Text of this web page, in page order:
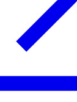
vznášadlá